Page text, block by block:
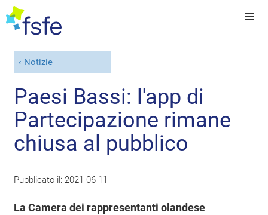
Notizie
Paesi Bassi: l'app di
Partecipazione rimane
chiusa al pubblico
Pubblicato il: 2021-06-11
La Camera dei rappresentanti olandese